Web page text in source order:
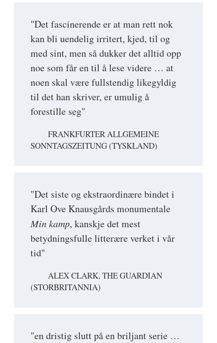
"Det fascinerende er at man rett nok
kan bli uendelig irritert, kjed, til og
med sint, men så dukker det alltid opp
noe som får en til å lese videre … at
noen skal være fullstendig likegyldig
til det han skriver, er umulig å
forestille seg"
FRANKFURTER ALLGEMEINE
SONNTAGSZEITUNG (TYSKLAND)
"Det siste og ekstraordinære bindet i
Karl Ove Knausgårds monumentale
Min kamp, kanskje det mest
betydningsfulle litterære verket i vår
tid"
ALEX CLARK, THE GUARDIAN
(STORBRITANNIA)
"en dristig slutt på en briljant serie …